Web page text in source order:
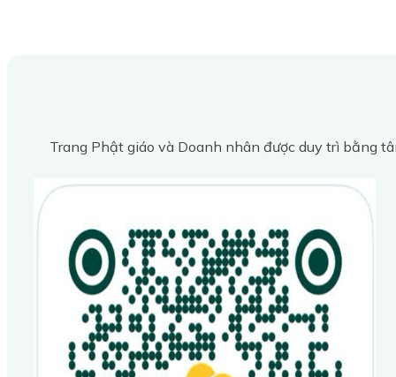
Trang Phật giáo và Doanh nhân được duy trì bằng